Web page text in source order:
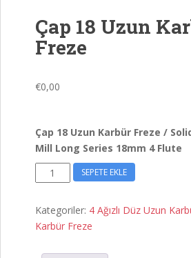
Çap 18 Uzun
Freze
€0,00
Çap 18 Uzun Karbür Freze /
Mill Long Series 18mm 4 Flute
Çap
18
Karbür
Freze
SEPETE EKLE
Kategoriler: 4 Ağızlı Düz Uzun
Karbür Freze